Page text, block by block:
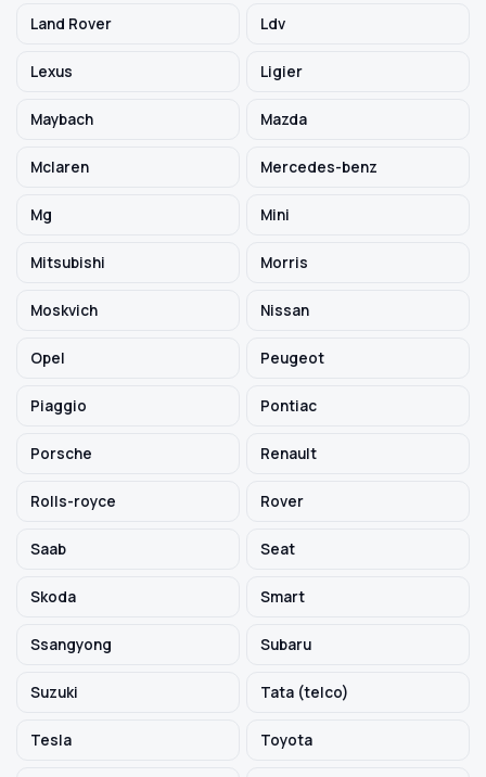
Land Rover Ldv
Lexus Ligier
Maybach Mazda
Mclaren Mercedes-benz
Mg Mini
Mitsubishi Morris
Moskvich Nissan
Opel Peugeot
Piaggio Pontiac
Porsche Renault
Rolls-royce Rover
Saab Seat
Skoda Smart
Ssangyong Subaru
Suzuki Tata (telco)
Tesla Toyota